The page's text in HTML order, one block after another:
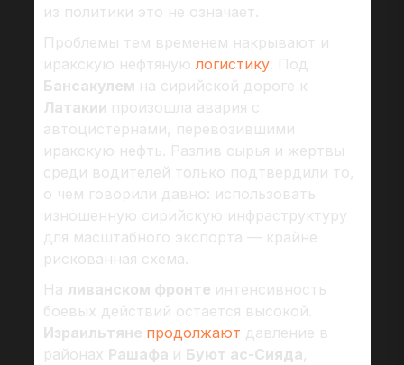
из политики это не означает.
Проблемы тем временем накрывают и
иракскую нефтяную логистику. Под
Бансакулем на сирийской дороге к
Латакии произошла авария с
автоцистернами, перевозившими
иракскую нефть. Разлив сырья и жертвы
среди водителей только подтвердили то,
о чем говорили давно: использовать
изношенную сирийскую инфраструктуру
для масштабного экспорта — крайне
рискованная схема.
На ливанском фронте интенсивность
боевых действий остается высокой.
Израильтяне продолжают давление в
районах Рашафа и Буют ас-Сияда,